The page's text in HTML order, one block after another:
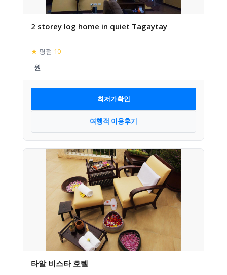
2 storey log home in quiet Tagaytay
★ 평점 10
최저가확인
여행객 이용후기
타알 비스타 호텔